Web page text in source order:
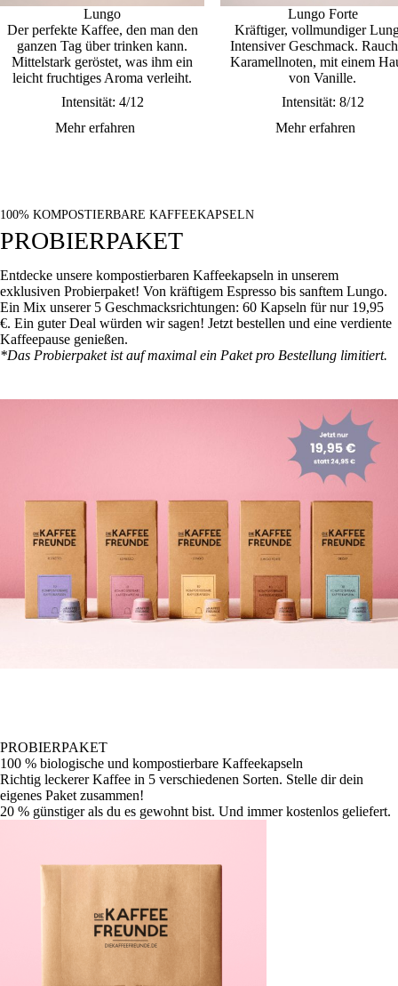
Lungo
Der perfekte Kaffee, den man den
ganzen Tag über trinken kann.
Mittelstark geröstet, was ihm ein
leicht fruchtiges Aroma verleiht.
Intensität: 4/12
Mehr erfahren
Lungo Forte
Kräftiger, vollmundiger
Intensiver Geschmack.
Karamellnoten, mit einem
von Vanille.
Intensität: 8/12
Mehr erfahren
100% KOMPOSTIERBARE KAFFEEKAPSELN
PROBIERPAKET
Entdecke unsere kompostierbaren Kaffeekapseln in unserem
exklusiven Probierpaket! Von kräftigem Espresso bis sanftem Lungo.
Ein Mix unserer 5 Geschmacksrichtungen: 60 Kapseln für nur 19,95
€. Ein guter Deal würden wir sagen! Jetzt bestellen und eine verdiente
Kaffeepause genießen.
*Das Probierpaket ist auf maximal ein Paket pro Bestellung limitiert.
PROBIERPAKET
100 % biologische und kompostierbare Kaffeekapseln
Richtig leckerer Kaffee in 5 verschiedenen Sorten. Stelle dir dein
eigenes Paket zusammen!
20 % günstiger als du es gewohnt bist. Und immer kostenlos geliefert.